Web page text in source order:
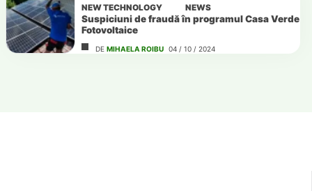
NEW TECHNOLOGY
NEWS
Suspiciuni de fraudă în programul Casa Verde
Fotovoltaice
DE MIHAELA ROIBU 04 / 10 / 2024